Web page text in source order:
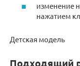
изменение
нажатием
Детская модель
Подходящий